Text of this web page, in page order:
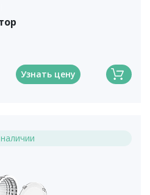
Узнать цену